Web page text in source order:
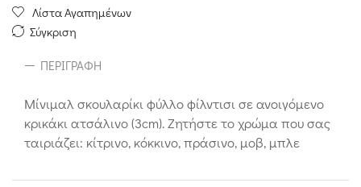
Λίστα Αγαπημένων
Σύγκριση
ΠΕΡΙΓΡΑΦΉ
Μίνιμαλ σκουλαρίκι φύλλο φίλντισι σε ανοιγόμενο
κρικάκι ατσάλινο (3cm). Ζητήστε το χρώμα που σας
ταιριάζει: κίτρινο, κόκκινο, πράσινο, μοβ, μπλε